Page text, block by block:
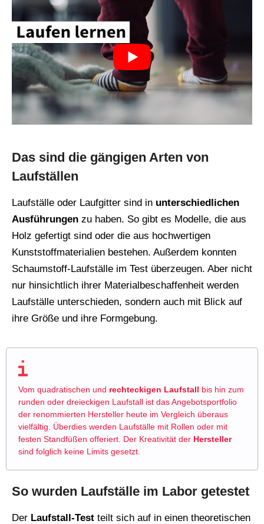
Das sind die gängigen Arten von
Laufställen
Laufställe oder Laufgitter sind in unterschiedlichen
Ausführungen zu haben. So gibt es Modelle, die aus
Holz gefertigt sind oder die aus hochwertigen
Kunststoffmaterialien bestehen. Außerdem konnten
Schaumstoff-Laufställe im Test überzeugen. Aber nicht
nur hinsichtlich ihrer Materialbeschaffenheit werden
Laufställe unterschieden, sondern auch mit Blick auf
ihre Größe und ihre Formgebung.
Vom quadratischen und rechteckigen Laufstall bis hin zum
runden oder dreieckigen Laufstall ist das Angebotsportfolio
der renommierten Hersteller heute im Vergleich überaus
vielfältig. Überdies werden Laufställe mit Rollen oder mit
festen Standfüßen offeriert. Der Kreativität der Hersteller
sind folglich keine Limits gesetzt.
So wurden Laufställe im Labor getestet
Der Laufstall-Test teilt sich auf in einen theoretischen